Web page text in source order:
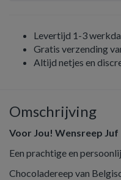
Levertijd 1-3
Gratis verzending
Altijd netjes en
Omschrijving
Voor Jou! Wensreep Juf
Een prachtige en
Chocoladereep van